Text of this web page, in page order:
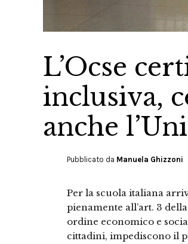
L’Ocse
inclusiva,
anche
Pubblicato da Manuela Ghizzoni
Per la scuola italiana
pienamente all’art. 3
ordine economico e
cittadini, impediscono il